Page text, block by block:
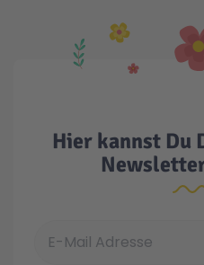
Hier kannst Du